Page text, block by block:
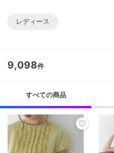
レディース
9,098
すべての商品